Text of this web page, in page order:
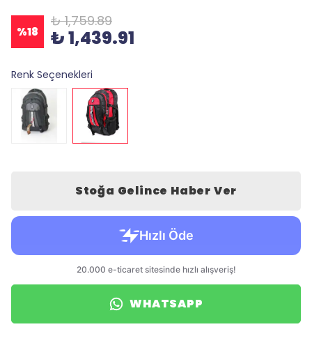
%18
₺ 1,759.89
₺ 1,439.91
Renk Seçenekleri
Stoğa Gelince Haber Ver
WHATSAPP